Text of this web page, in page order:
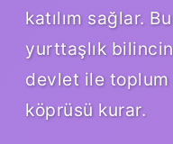
katılım sağlar.
yurttaşlık
devlet ile toplum
köprüsü kurar.